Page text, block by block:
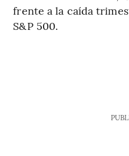
frente a la caída
S&P 500.